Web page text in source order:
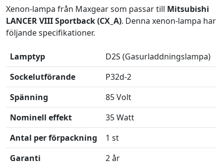
Xenon-lampa från Maxgear som passar till Mitsubishi
LANCER VIII Sportback (CX_A). Denna xenon-lampa har
följande specifikationer.
Lamptyp
D2S (Gasurladdningslampa)
Sockelutförande
P32d-2
Spänning
85 Volt
Nominell effekt
35 Watt
Antal per förpackning
1 st
Garanti
2 år